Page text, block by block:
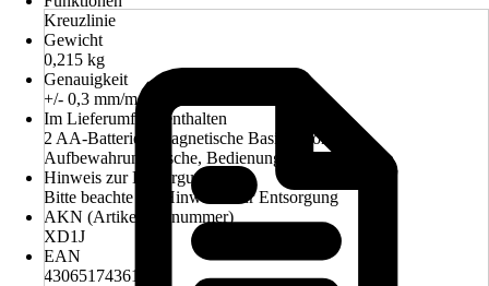
Kreuzlinie
Gewicht
0,215 kg
Genauigkeit
+/- 0,3 mm/m
Im Lieferumfang enthalten
2 AA-Batterien, magnetische Basisstation,
Aufbewahrungstasche, Bedienungsanleitung
Hinweis zur Entsorgung
Bitte beachte die Hinweise zur Entsorgung
AKN (Artikelkurznummer)
XD1J
EAN
4306517436179